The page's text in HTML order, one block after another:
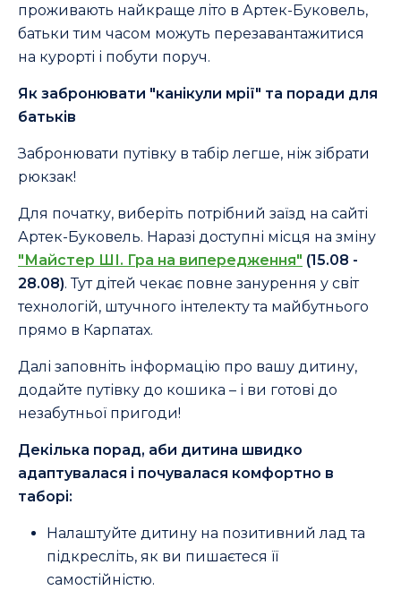
проживають найкраще літо в Артек-Буковель,
батьки тим часом можуть перезавантажитися
на курорті і побути поруч.
Як забронювати "канікули мрії" та поради для
батьків
Забронювати путівку в табір легше, ніж зібрати
рюкзак!
Для початку, виберіть потрібний заїзд на сайті
Артек-Буковель. Наразі доступні місця на зміну
"Майстер ШІ. Гра на випередження" (15.08 -
28.08). Тут дітей чекає повне занурення у світ
технологій, штучного інтелекту та майбутнього
прямо в Карпатах.
Далі заповніть інформацію про вашу дитину,
додайте путівку до кошика – і ви готові до
незабутньої пригоди!
Декілька порад, аби дитина швидко
адаптувалася і почувалася комфортно в
таборі:
Налаштуйте дитину на позитивний лад та
підкресліть, як ви пишаєтеся її
самостійністю.